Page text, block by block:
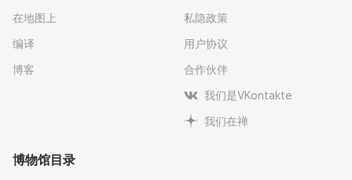
在地图上
编译
博客
私隐政策
用户协议
合作伙伴
我们是VKontakte
我们在禅
博物馆目录